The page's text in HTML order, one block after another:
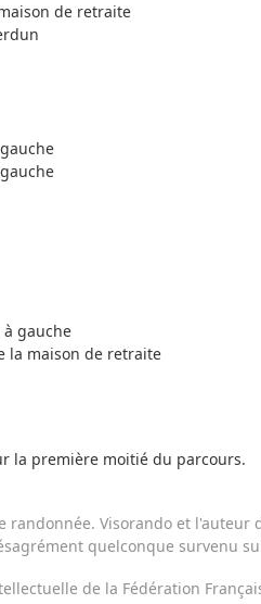
de retraite
gauche
la maison de retraite
la première moitié du parcours.
Visorando et l'auteur
quelconque survenu
de la Fédération